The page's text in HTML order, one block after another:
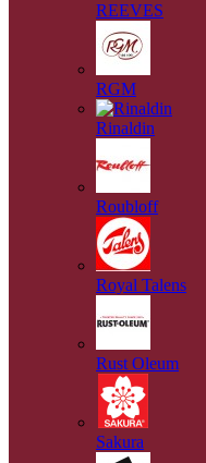
REEVES
RGM
Rinaldin
Roubloff
Royal Talens
Rust Oleum
Sakura